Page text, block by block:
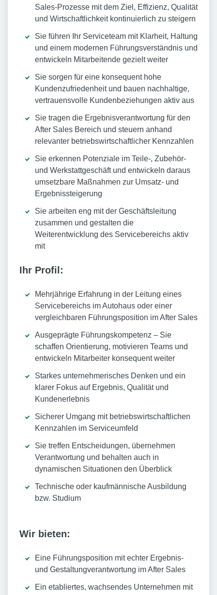
Sales-Prozesse mit dem Ziel, Effizienz, Qualität
und Wirtschaftlichkeit kontinuierlich zu steigern
Sie führen Ihr Serviceteam mit Klarheit, Haltung
und einem modernen Führungsverständnis und
entwickeln Mitarbeitende gezielt weiter
Sie sorgen für eine konsequent hohe
Kundenzufriedenheit und bauen nachhaltige,
vertrauensvolle Kundenbeziehungen aktiv aus
Sie tragen die Ergebnisverantwortung für den
After Sales Bereich und steuern anhand
relevanter betriebswirtschaftlicher Kennzahlen
Sie erkennen Potenziale im Teile-, Zubehör-
und Werkstattgeschäft und entwickeln daraus
umsetzbare Maßnahmen zur Umsatz- und
Ergebnissteigerung
Sie arbeiten eng mit der Geschäftsleitung
zusammen und gestalten die
Weiterentwicklung des Servicebereichs aktiv
mit
Ihr Profil:
Mehrjährige Erfahrung in der Leitung eines
Servicebereichs im Autohaus oder einer
vergleichbaren Führungsposition im After Sales
Ausgeprägte Führungskompetenz – Sie
schaffen Orientierung, motivieren Teams und
entwickeln Mitarbeiter konsequent weiter
Starkes unternehmerisches Denken und ein
klarer Fokus auf Ergebnis, Qualität und
Kundenerlebnis
Sicherer Umgang mit betriebswirtschaftlichen
Kennzahlen im Serviceumfeld
Sie treffen Entscheidungen, übernehmen
Verantwortung und behalten auch in
dynamischen Situationen den Überblick
Technische oder kaufmännische Ausbildung
bzw. Studium
Wir bieten:
Eine Führungsposition mit echter Ergebnis-
und Gestaltungverantwortung im After Sales
Ein etabliertes, wachsendes Unternehmen mit